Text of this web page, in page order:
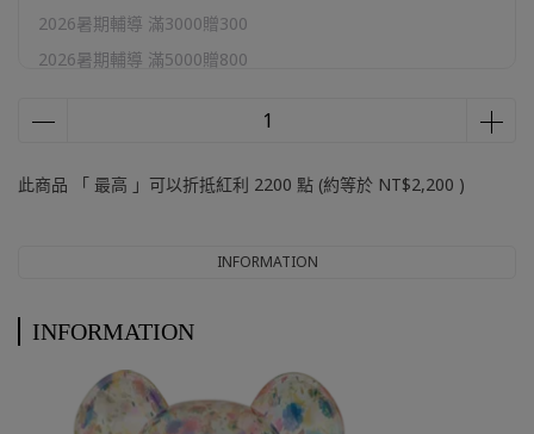
2026暑期輔導 滿3000贈300
2026暑期輔導 滿5000贈800
官網加購區
此商品 「 最高 」可以折抵紅利 2200 點 (約等於 NT$2,200 )
INFORMATION
INFORMATION